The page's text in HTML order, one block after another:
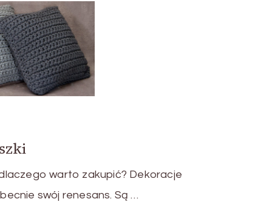
warto zakupić? Dekoracje
swój renesans. Są …